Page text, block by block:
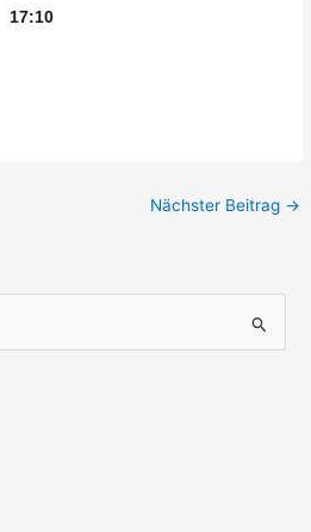
Nächster Beitrag →